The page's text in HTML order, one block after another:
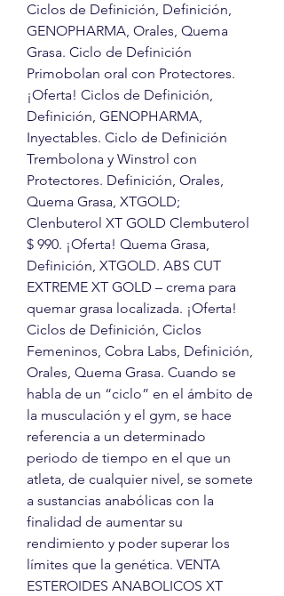
Ciclos de Definición, Definición,
GENOPHARMA, Orales, Quema
Grasa. Ciclo de Definición
Primobolan oral con Protectores.
¡Oferta! Ciclos de Definición,
Definición, GENOPHARMA,
Inyectables. Ciclo de Definición
Trembolona y Winstrol con
Protectores. Definición, Orales,
Quema Grasa, XTGOLD;
Clenbuterol XT GOLD Clembuterol
$ 990. ¡Oferta! Quema Grasa,
Definición, XTGOLD. ABS CUT
EXTREME XT GOLD – crema para
quemar grasa localizada. ¡Oferta!
Ciclos de Definición, Ciclos
Femeninos, Cobra Labs, Definición,
Orales, Quema Grasa. Cuando se
habla de un “ciclo” en el ámbito de
la musculación y el gym, se hace
referencia a un determinado
periodo de tiempo en el que un
atleta, de cualquier nivel, se somete
a sustancias anabólicas con la
finalidad de aumentar su
rendimiento y poder superar los
límites que la genética. VENTA
ESTEROIDES ANABOLICOS XT